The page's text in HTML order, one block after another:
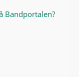
Bandportalen?